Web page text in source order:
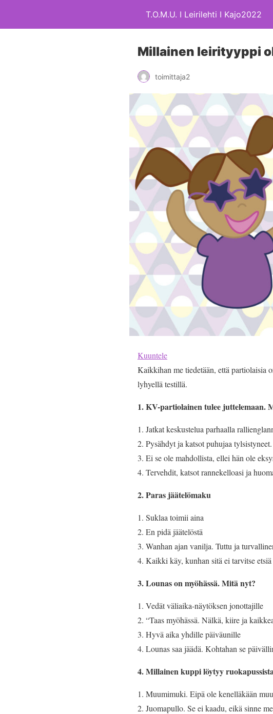
T.O.M.U. I Leirilehti I Kajo2022
Millainen leirityyppi
toimittaja2
Kuuntele
Kaikkihan me tiedetään, että partiolaisia
lyhyellä testillä.
1. KV-partiolainen tulee juttelemaan.
Jatkat keskustelua parhaalla
Pysähdyt ja katsot puhujaa
Ei se ole mahdollista, ellei hän ole
Tervehdit, katsot rannekelloasi ja
2. Paras jäätelömaku
Suklaa toimii aina
En pidä jäätelöstä
Wanhan ajan vanilja. Tuttu ja
Kaikki käy, kunhan sitä ei tarvitse etsiä
3. Lounas on myöhässä. Mitä nyt?
Vedät väliaika-näytöksen jonottajille
“Taas myöhässä. Nälkä, kiire ja
Hyvä aika yhdille päiväunille
Lounas saa jäädä. Kohtahan se
4. Millainen kuppi löytyy
Muumimuki. Eipä ole kenelläkään
Juomapullo. Se ei kaadu, eikä sinne